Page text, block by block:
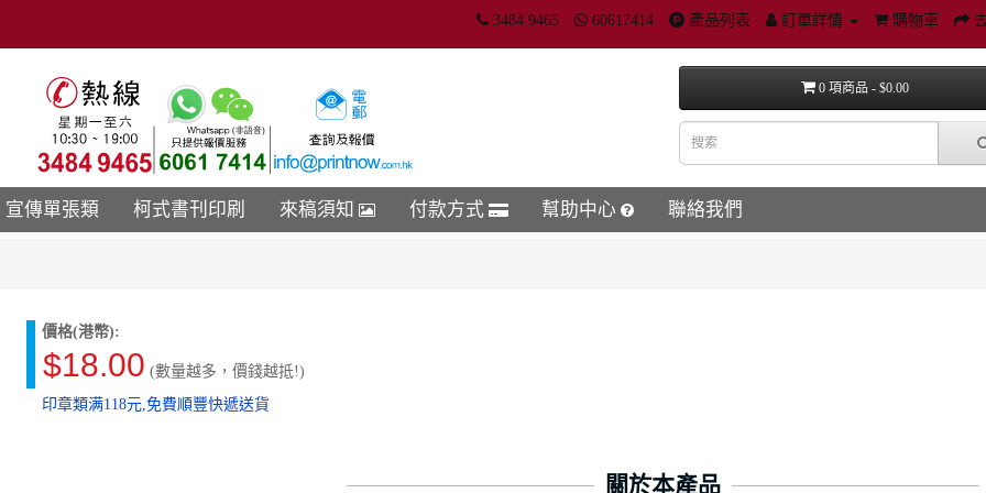
3484 9465 60617414 產品列表 訂單詳情 購物車
0 項商品 - $0.00
宣傳單張類 柯式書刊印刷 來稿須知 付款方式 幫助中心 聯絡我們
價格(港幣):
$18.00 (數量越多，價錢越抵!)
印章類满118元,免費順豐快遞送貨
關於本產品